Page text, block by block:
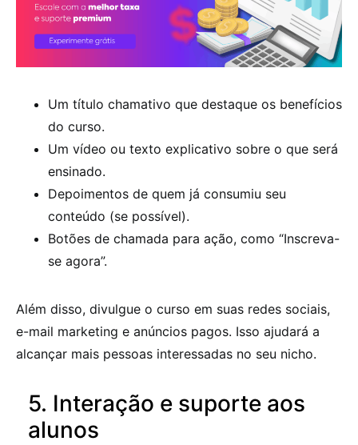
Um título chamativo que destaque os benefícios
do curso.
Um vídeo ou texto explicativo sobre o que será
ensinado.
Depoimentos de quem já consumiu seu
conteúdo (se possível).
Botões de chamada para ação, como “Inscreva-
se agora”.
Além disso, divulgue o curso em suas redes sociais,
e-mail marketing e anúncios pagos. Isso ajudará a
alcançar mais pessoas interessadas no seu nicho.
5. Interação e suporte aos
alunos